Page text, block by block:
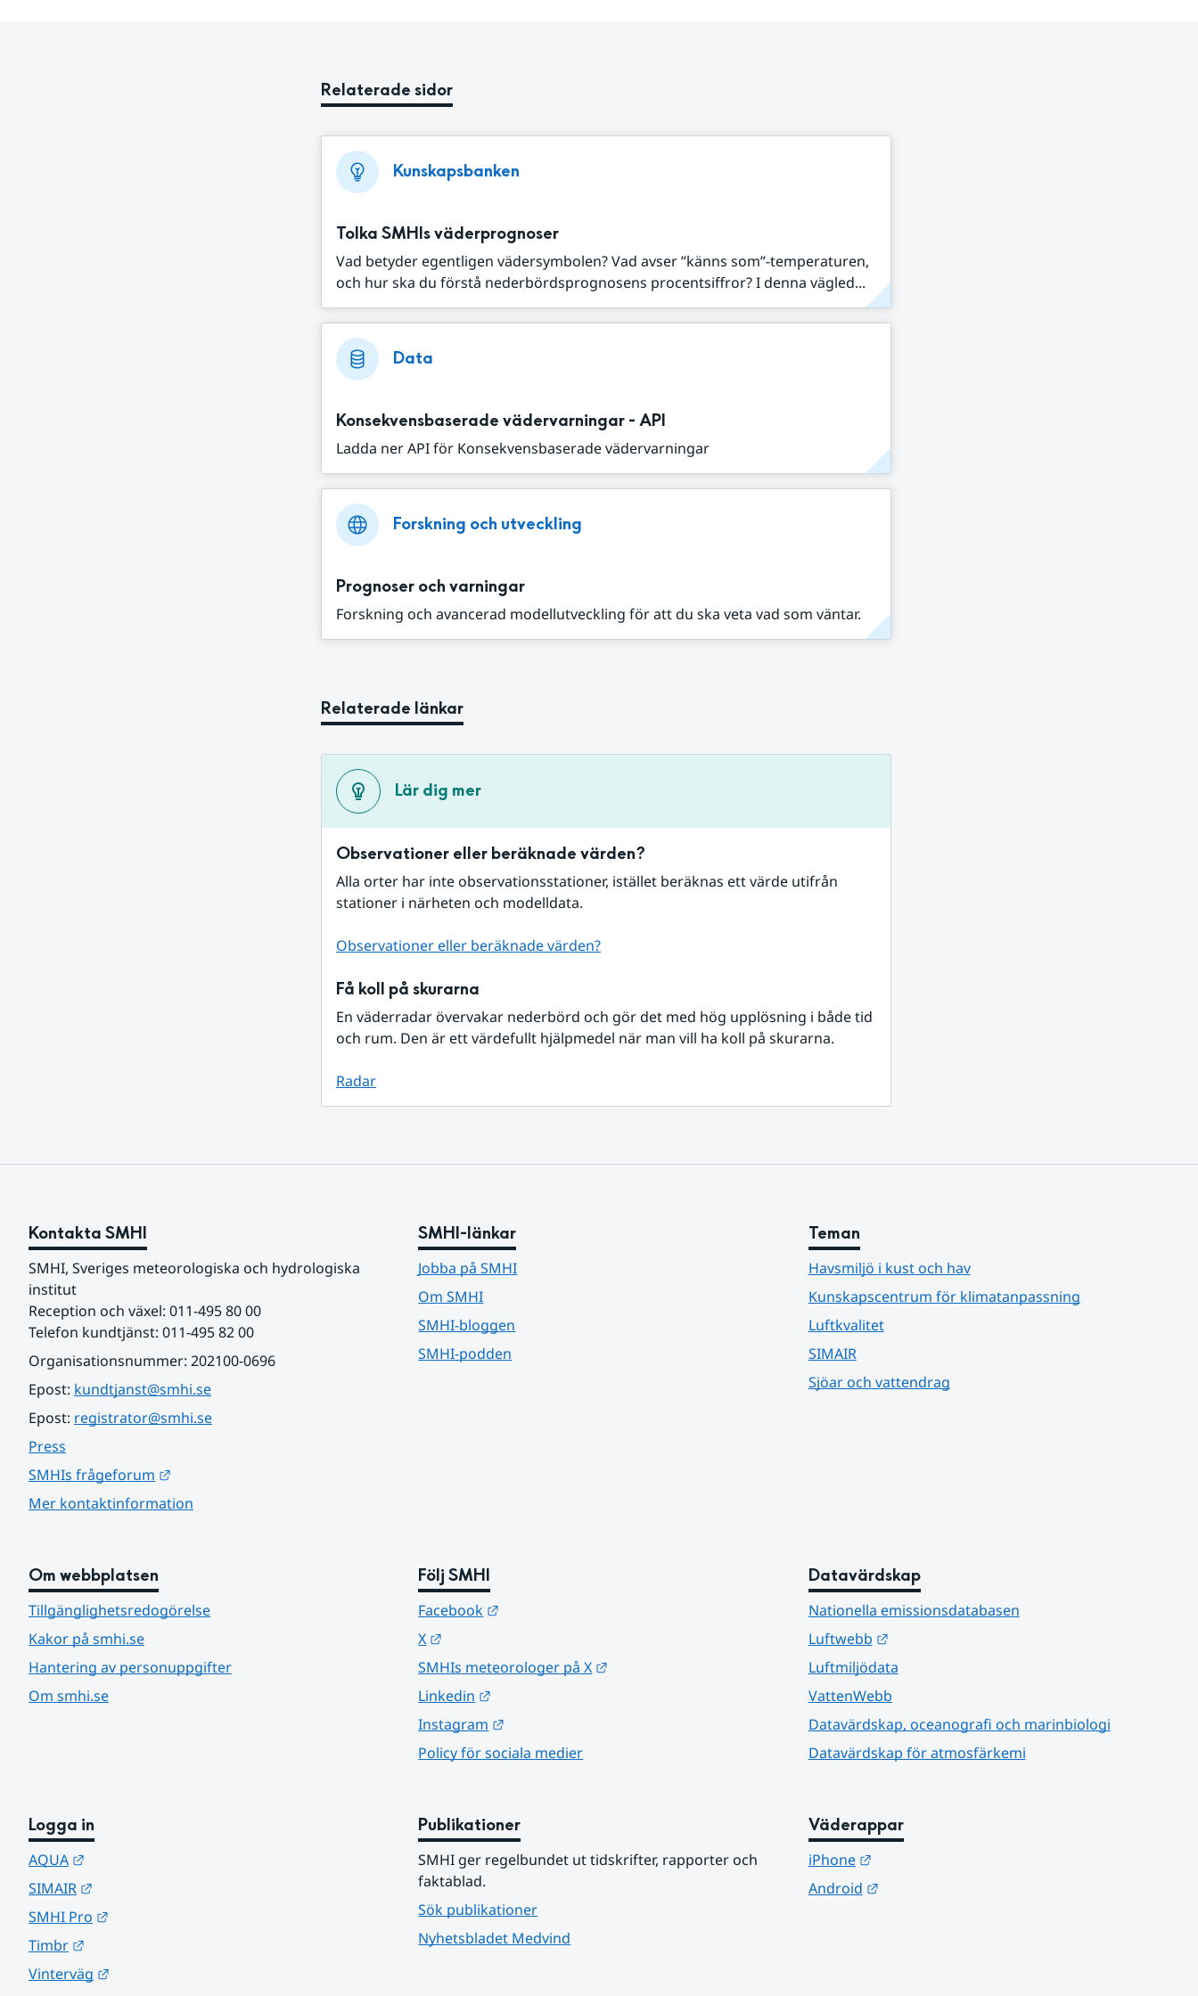
Relaterade sidor
Kunskapsbanken
Tolka SMHIs väderprognoser
Vad betyder egentligen vädersymbolen? Vad avser ”känns som”-temperaturen,
och hur ska du förstå nederbördsprognosens procentsiffror? I denna vägled...
Data
Konsekvensbaserade vädervarningar - API
Ladda ner API för Konsekvensbaserade vädervarningar
Forskning och utveckling
Prognoser och varningar
Forskning och avancerad modellutveckling för att du ska veta vad som väntar.
Relaterade länkar
Lär dig mer
Observationer eller beräknade värden?
Alla orter har inte observationsstationer, istället beräknas ett värde utifrån
stationer i närheten och modelldata.
Observationer eller beräknade värden?
Få koll på skurarna
En väderradar övervakar nederbörd och gör det med hög upplösning i både tid
och rum. Den är ett värdefullt hjälpmedel när man vill ha koll på skurarna.
Radar
Kontakta SMHI
SMHI, Sveriges meteorologiska och hydrologiska
institut
Reception och växel: 011-495 80 00
Telefon kundtjänst: 011-495 82 00
Organisationsnummer: 202100-0696
Epost: kundtjanst@smhi.se
Epost: registrator@smhi.se
Press
SMHIs frågeforum
Mer kontaktinformation
SMHI-länkar
Jobba på SMHI
Om SMHI
SMHI-bloggen
SMHI-podden
Teman
Havsmiljö i kust och hav
Kunskapscentrum för klimatanpassning
Luftkvalitet
SIMAIR
Sjöar och vattendrag
Om webbplatsen
Tillgänglighetsredogörelse
Kakor på smhi.se
Hantering av personuppgifter
Om smhi.se
Följ SMHI
Facebook
X
SMHIs meteorologer på X
Linkedin
Instagram
Policy för sociala medier
Datavärdskap
Nationella emissionsdatabasen
Luftwebb
Länk till annan webbplats.
Luftmiljödata
VattenWebb
Datavärdskap, oceanografi och marinbiologi
Datavärdskap för atmosfärkemi
Logga in
AQUA
SIMAIR
SMHI Pro
Timbr
Vinterväg
Publikationer
SMHI ger regelbundet ut tidskrifter, rapporter och
faktablad.
Sök publikationer
Nyhetsbladet Medvind
Väderappar
iPhone
Länk till annan webbplats.
Android
Länk till annan webbplats.